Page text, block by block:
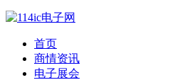
首页
商情资讯
电子展会